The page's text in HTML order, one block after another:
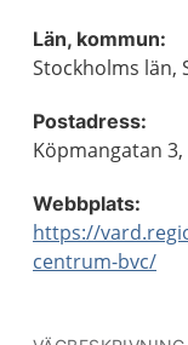
Län, kommun:
Stockholms län,
Postadress:
Köpmangatan 3,
Webbplats:
https://
centrum-bvc/